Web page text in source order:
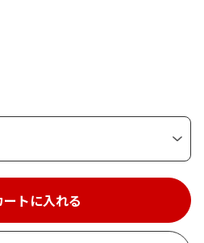
ートに入れる